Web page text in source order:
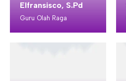
Elfransisco, S.Pd
Guru Olah Raga